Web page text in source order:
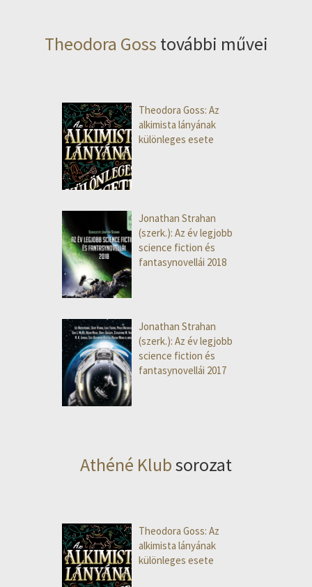
Theodora Goss további művei
Theodora Goss: Az
alkimista lányának
különleges esete
Jonathan Strahan
(szerk.): Az év legjobb
science fiction és
fantasynovellái 2018
Jonathan Strahan
(szerk.): Az év legjobb
science fiction és
fantasynovellái 2017
Athéné Klubsorozat
Theodora Goss: Az
alkimista lányának
különleges esete